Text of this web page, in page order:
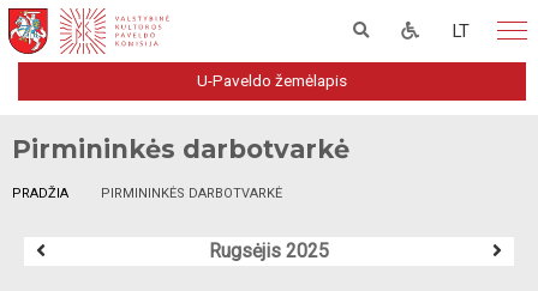
LT
U-Paveldo žemėlapis
Pirmininkės darbotvarkė
PRADŽIA PIRMININKĖS DARBOTVARKĖ
Rugsėjis 2025